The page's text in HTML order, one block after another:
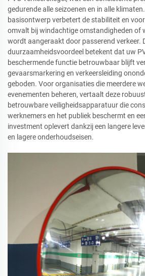
gedurende alle seizoenen en in alle
basisontwerp verbetert de stabiliteit en
omvalt bij windachtige omstandigheden of
wordt aangeraakt door passerend verkeer.
duurzaamheidsvoordeel betekent dat uw
beschermende functie betrouwbaar blijft
gevaarsmarkering en verkeersleiding
geboden. Voor organisaties die meerdere
evenementen beheren, vertaalt deze
betrouwbare veiligheidsapparatuur die
werknemers en het publiek beschermt en
investment oplevert dankzij een langere
en lagere onderhoudseisen.